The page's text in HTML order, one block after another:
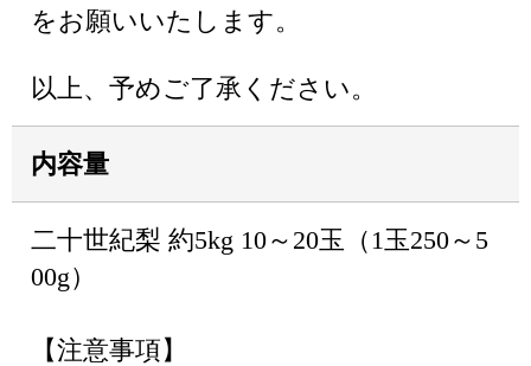
をお願いいたします。
以上、予めご了承ください。
内容量
二十世紀梨 約5kg 10～20玉（1玉250～5
00g）
【注意事項】